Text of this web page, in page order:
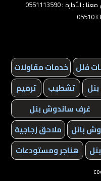
يمكنك التواصل معنا : الأدارة : 0551113590
فلل خدمات مقاولات
تشطيب
ترميم
غرف ساندوش بنل
بانل
ملاحق زجاجية
هناجر ومستودعات